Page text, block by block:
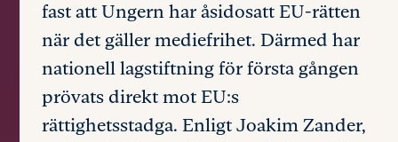
fast att Ungern har åsidosatt EU-rätten
när det gäller mediefrihet. Därmed har
nationell lagstiftning för första gången
prövats direkt mot EU:s
rättighetsstadga. Enligt Joakim Zander,